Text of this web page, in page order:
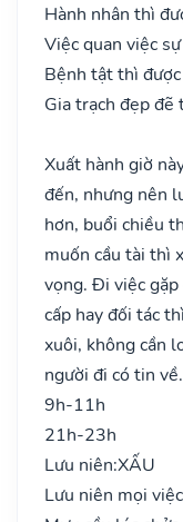
Hành nhân thì
Việc quan việc
Bệnh tật thì
Gia trạch đẹp
Xuất hành giờ
đến, nhưng nên
hơn, buổi chiều
muốn cầu tài thì
vọng. Đi việc gặp
cấp hay đối tác
xuôi, không cần
người đi có tin về.
9h-11h
21h-23h
Lưu niên:XẤU
Lưu niên mọi